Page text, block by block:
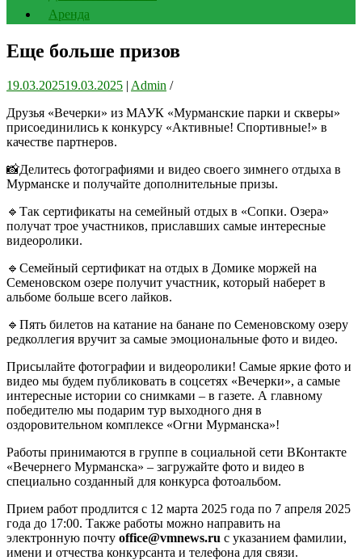
Аренда
Еще больше призов
19.03.202519.03.2025 | Admin /
Друзья «Вечерки» из МАУК «Мурманские парки и скверы»
присоединились к конкурсу «Активные! Спортивные!» в
качестве партнеров.
📸Делитесь фотографиями и видео своего зимнего отдыха в
Мурманске и получайте дополнительные призы.
🔹Так сертификаты на семейный отдых в «Сопки. Озера»
получат трое участников, приславших самые интересные
видеоролики.
🔹Семейный сертификат на отдых в Домике моржей на
Семеновском озере получит участник, который наберет в
альбоме больше всего лайков.
🔹Пять билетов на катание на банане по Семеновскому озеру
редколлегия вручит за самые эмоциональные фото и видео.
Присылайте фотографии и видеоролики! Самые яркие фото и
видео мы будем публиковать в соцсетях «Вечерки», а самые
интересные истории со снимками – в газете. А главному
победителю мы подарим тур выходного дня в
оздоровительном комплексе «Огни Мурманска»!
Работы принимаются в группе в социальной сети ВКонтакте
«Вечернего Мурманска» – загружайте фото и видео в
специально созданный для конкурса фотоальбом.
Прием работ продлится с 12 марта 2025 года по 7 апреля 2025
года до 17:00. Также работы можно направить на
электронную почту office@vmnews.ru с указанием фамилии,
имени и отчества конкурсанта и телефона для связи.